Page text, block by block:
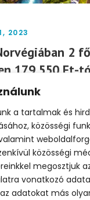
a tartalmak és
közösségi
közösségi
megosztjuk
vonatkozó
adatokat más
2023
2
179.550 Ft-
2 fő részére
tól Időpont: 2023.
módja:...